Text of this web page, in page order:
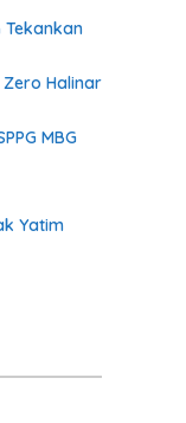
Tekankan
Halinar
MBG
Yatim